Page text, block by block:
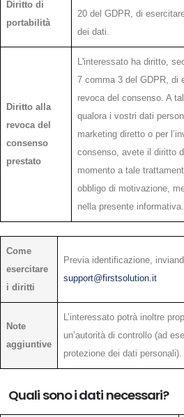
Diritto di
portabilità
20 del GDPR, di
dei dati.
Diritto alla
revoca del
consenso
prestato
L'interessato ha diritto,
7 comma 3 del GDPR, di
revoca del consenso. A
qualora i vostri dati
marketing diretto o per
consenso, avete il diritto
momento a tale
obbligo di motivazione,
nella presente informativa.
Come
esercitare
i diritti
Previa identificazione,
support@firstsolution.it
Note
aggiuntive
L’interessato potrà inoltre
un’autorità di controllo (ad
protezione dei dati personali).
Quali sono i dati necessari?